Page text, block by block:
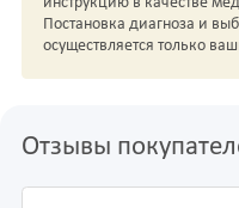
Постановка диагноза и
осуществляется только
Отзывы